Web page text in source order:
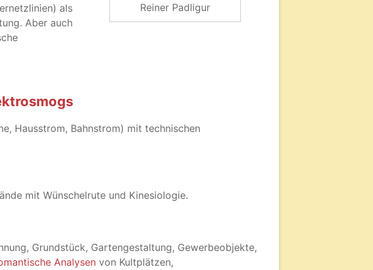
Reiner Padligur
als
Aber auch
Hausstrom, Bahnstrom) mit technischen
mit Wünschelrute und Kinesiologie.
Grundstück, Gartengestaltung, Gewerbeobjekte,
Analysen von Kultplätzen,